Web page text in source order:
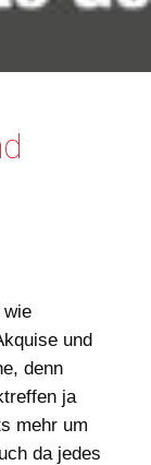
und
denn
ja
mehr um
da jedes